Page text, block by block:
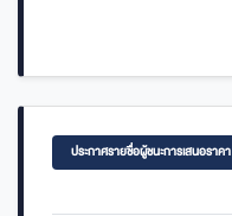
ประกาศรายชื่อผู้ชนะการเสนอราค